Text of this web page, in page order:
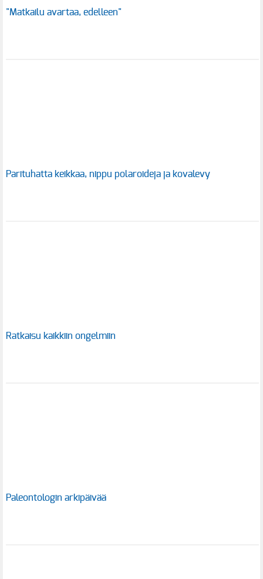
"Matkailu avartaa, edelleen"
Parituhatta keikkaa, nippu polaroideja ja kovalevy
Ratkaisu kaikkiin ongelmiin
Paleontologin arkipäivää